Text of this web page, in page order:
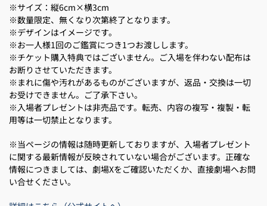
※サイズ：縦6cm×横3cm
※数量限定、無くなり次第終了となります。
※デザインはイメージです。
※お一人様1回のご鑑賞につき1つお渡しします。
※チケット購入特典ではございません。ご入場を伴わない配布は
お断りさせていただきます。
※まれに傷や汚れがあるものがございますが、返品・交換は一切
お受けできません。ご了承下さい。
※入場者プレゼントは非売品です。転売、内容の複写・複製・転
用等は一切禁止となります。
※当ページの情報は随時更新しておりますが、入場者プレゼント
に関する最新情報が反映されていない場合がございます。正確な
情報につきましては、劇場Xをご確認いただくか、直接劇場へお問
い合せください。